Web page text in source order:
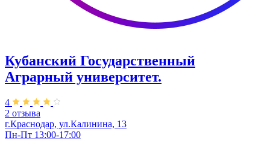
Кубанский Государственный
Аграрный университет.
4
2 отзыва
г.Краснодар, ул.Калинина, 13
Пн-Пт 13:00-17:00